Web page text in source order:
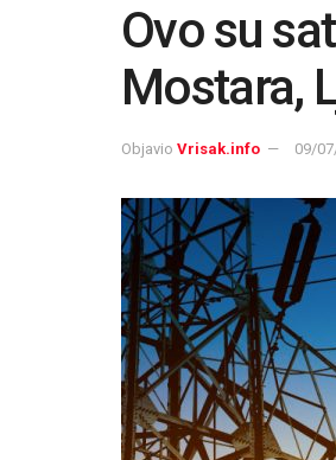
Ovo su
Mostara,
Objavio Vrisak.info 09/